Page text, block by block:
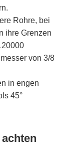
Rohre, bei
ihre Grenzen
von 3/8
in engen
45°